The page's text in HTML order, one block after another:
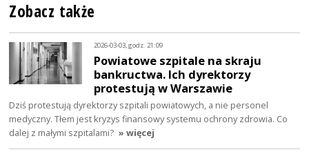
Zobacz także
2026-03-03, godz. 21:09
Powiatowe szpitale na skraju
bankructwa. Ich dyrektorzy
protestują w Warszawie
Dziś protestują dyrektorzy szpitali powiatowych, a nie personel
medyczny. Tłem jest kryzys finansowy systemu ochrony zdrowia. Co
dalej z małymi szpitalami? » więcej